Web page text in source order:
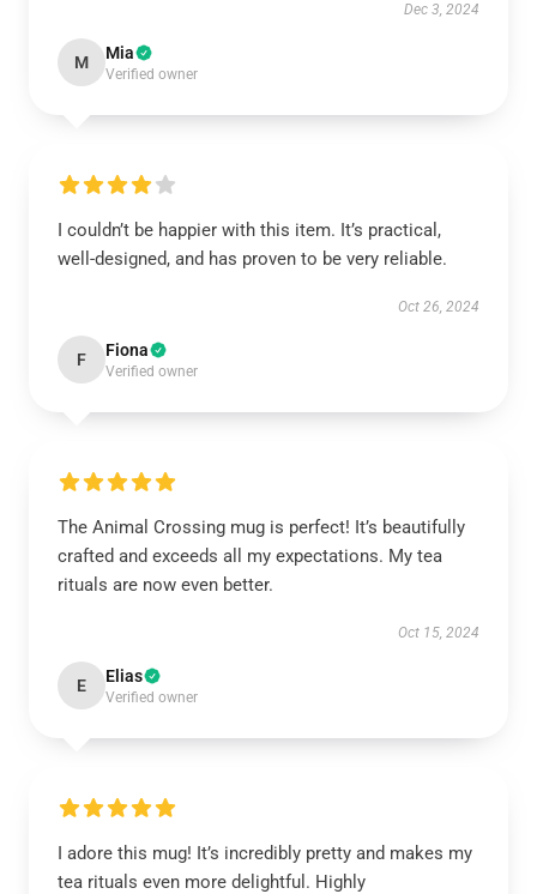
Dec 3, 2024
M Mia
Verified owner
I couldn’t be happier with this item. It’s practical,
well-designed, and has proven to be very reliable.
Oct 26, 2024
F Fiona
Verified owner
The Animal Crossing mug is perfect! It’s beautifully
crafted and exceeds all my expectations. My tea
rituals are now even better.
Oct 15, 2024
E Elias
Verified owner
I adore this mug! It’s incredibly pretty and makes my
tea rituals even more delightful. Highly